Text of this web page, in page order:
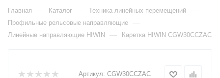
Главная — Каталог — Техника линейных перемещений —
Профильные рельсовые направляющие —
Линейные направляющие HIWIN — Каретка HIWIN CGW30CCZAC
Артикул: CGW30CCZAC